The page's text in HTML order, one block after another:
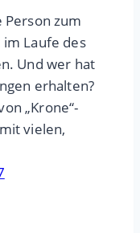
Person zum
Laufe des
Und wer hat
erhalten?
„Krone“-
vielen,